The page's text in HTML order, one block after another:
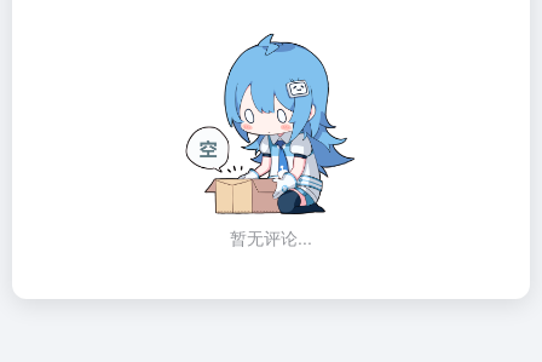
暂无评论...